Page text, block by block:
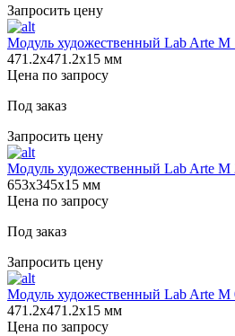
Запросить цену
Модуль художественный Lab Arte М
471.2х471.2х15 мм
Цена по запросу
Под заказ
Запросить цену
Модуль художественный Lab Arte М
653х345х15 мм
Цена по запросу
Под заказ
Запросить цену
Модуль художественный Lab Arte М
471.2х471.2х15 мм
Цена по запросу